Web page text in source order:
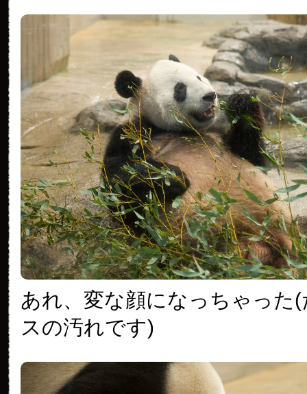
あれ、変な顔になっちゃった
スの汚れです)